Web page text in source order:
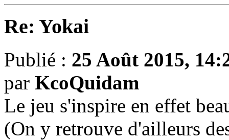
Re: Yokai
Publié : 25 Août 2015,
par KcoQuidam
Le jeu s'inspire en effet
(On y retrouve d'ailleurs